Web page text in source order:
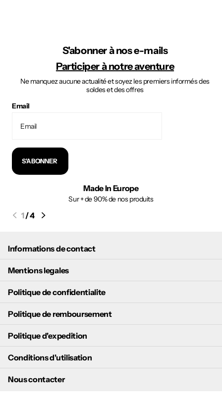
S'abonner à nos e-mails
Participer à notre aventure
Ne manquez aucune actualité et soyez les premiers informés des
soldes et des offres
Email
S'ABONNER
Made In Europe
Sur + de 90% de nos produits
1/4
Informations de contact
Mentions legales
Politique de confidentialite
Politique de remboursement
Politique d'expedition
Conditions d'utilisation
Nous contacter